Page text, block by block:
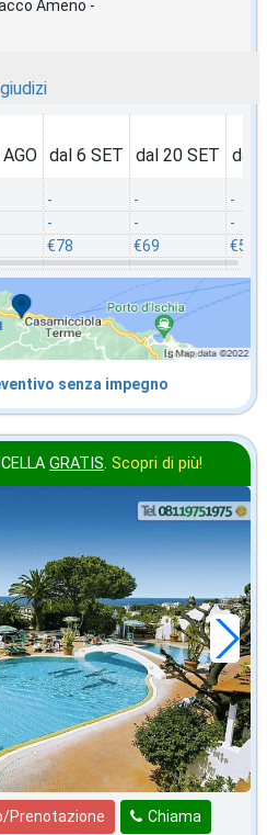
Ameno -
giudizi
dal 6 SET
-
-
€78
dal 20 SET
-
-
€69
dal
-
-
€52
senza impegno
GRATIS. Scopri di più!
Chiama
Prenotazione